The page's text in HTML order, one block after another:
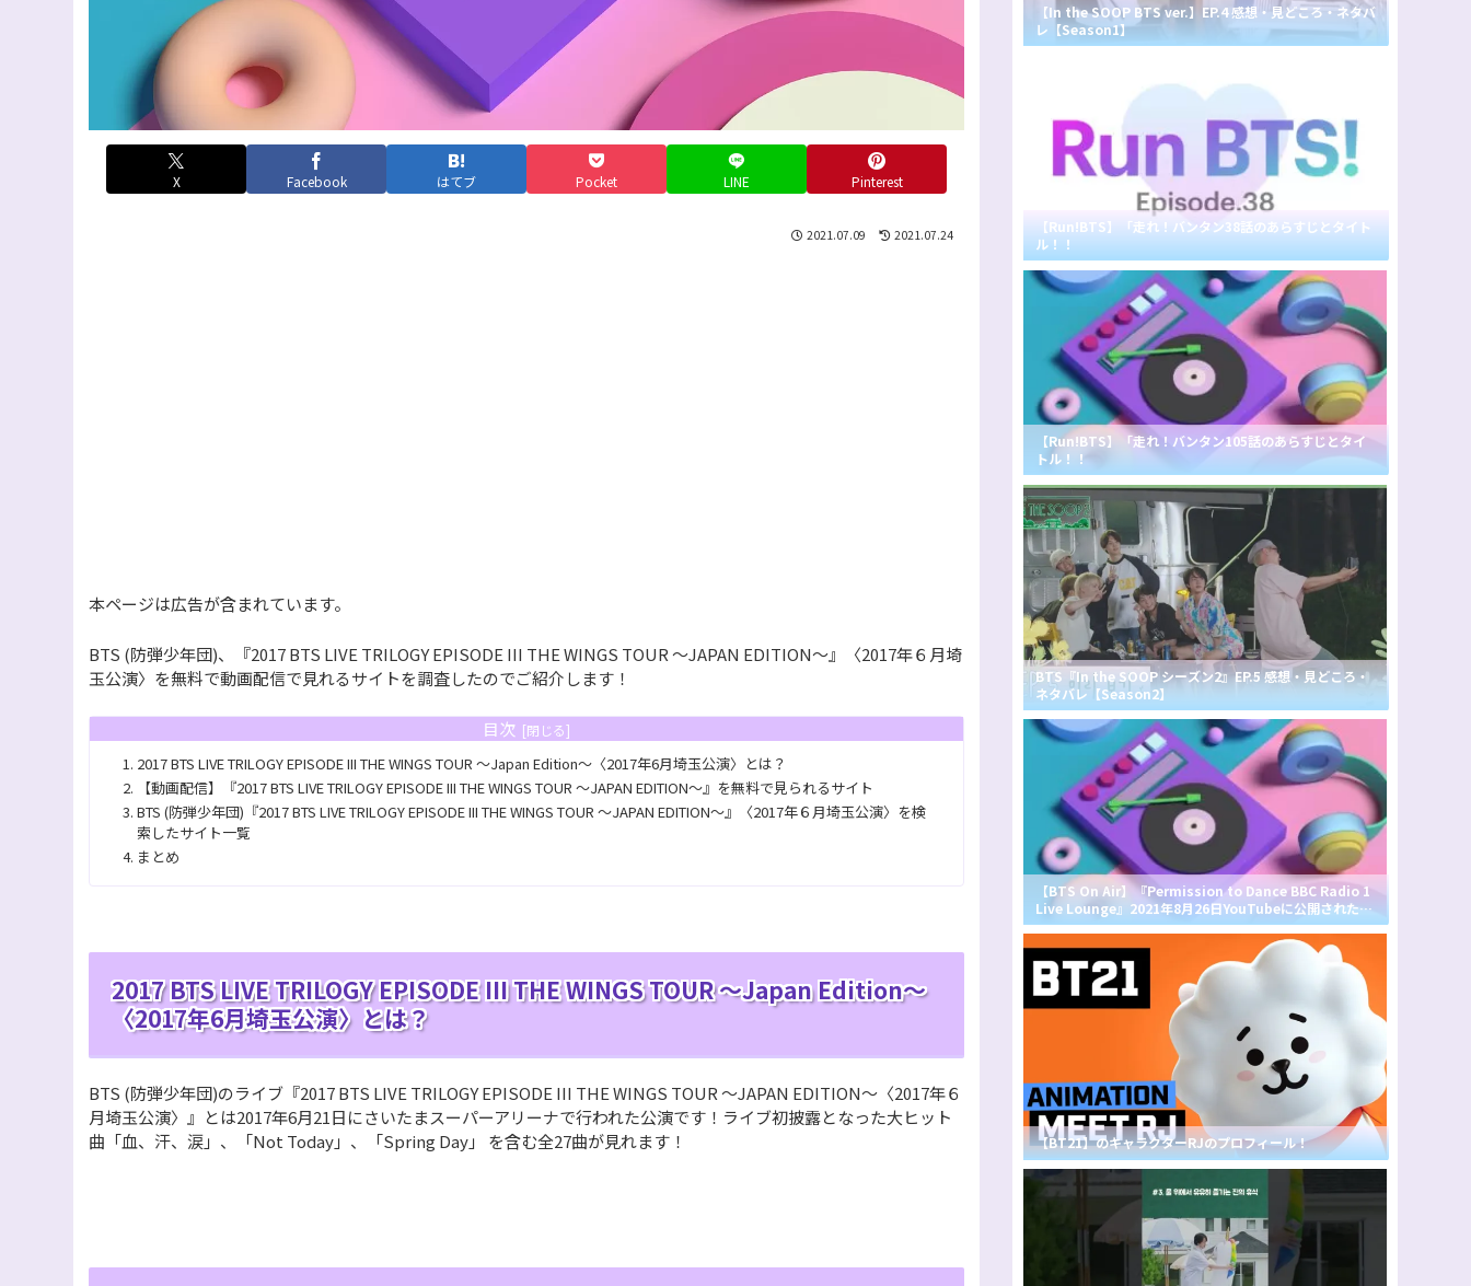
X Facebook はてブ Pocket LINE Pinterest
2021.07.09 2021.07.24
本ページは広告が含まれています。
BTS (防弾少年団)、『2017 BTS LIVE TRILOGY EPISODE III THE WINGS TOUR ～JAPAN EDITION～』〈2017年６月埼
玉公演〉を無料で動画配信で見れるサイトを調査したのでご紹介します！
目次
2017 BTS LIVE TRILOGY EPISODE III THE WINGS TOUR ～Japan Edition～〈2017年6月埼玉公演〉とは？
【動画配信】『2017 BTS LIVE TRILOGY EPISODE III THE WINGS TOUR ～JAPAN EDITION～』を無料で見られるサイト
BTS (防弾少年団)『2017 BTS LIVE TRILOGY EPISODE III THE WINGS TOUR ～JAPAN EDITION～』〈2017年６月埼玉公演〉を検
索したサイト一覧
まとめ
2017 BTS LIVE TRILOGY EPISODE III THE WINGS TOUR ～Japan Edition～
〈2017年6月埼玉公演〉とは？
BTS (防弾少年団)のライブ『2017 BTS LIVE TRILOGY EPISODE III THE WINGS TOUR ～JAPAN EDITION～〈2017年６
月埼玉公演〉』とは2017年6月21日にさいたまスーパーアリーナで行われた公演です！ライブ初披露となった大ヒット
曲「血、汗、涙」、「Not Today」、「Spring Day」 を含む全27曲が見れます！
【In the SOOP BTS ver.】EP.4 感想・見どころ・ネタバ
レ【Season1】
【Run!BTS】「走れ！バンタン38話のあらすじとタイト
ル！！
【Run!BTS】「走れ！バンタン105話のあらすじとタイ
トル！！
BTS『In the SOOP シーズン2』EP.5 感想・見どころ・
ネタバレ【Season2】
【BTS On Air】『Permission to Dance BBC Radio 1
Live Lounge』2021年8月26日YouTubeに公開された
【動画】
【BT21】のキャラクターRJのプロフィール！